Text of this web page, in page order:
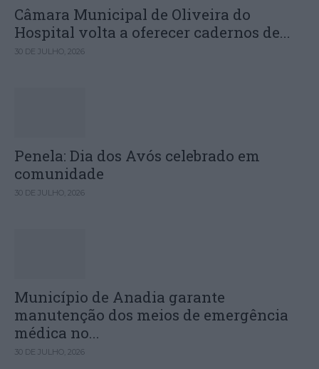
Câmara Municipal de Oliveira do
Hospital volta a oferecer cadernos de...
30 DE JULHO, 2026
Penela: Dia dos Avós celebrado em
comunidade
30 DE JULHO, 2026
Município de Anadia garante
manutenção dos meios de emergência
médica no...
30 DE JULHO, 2026